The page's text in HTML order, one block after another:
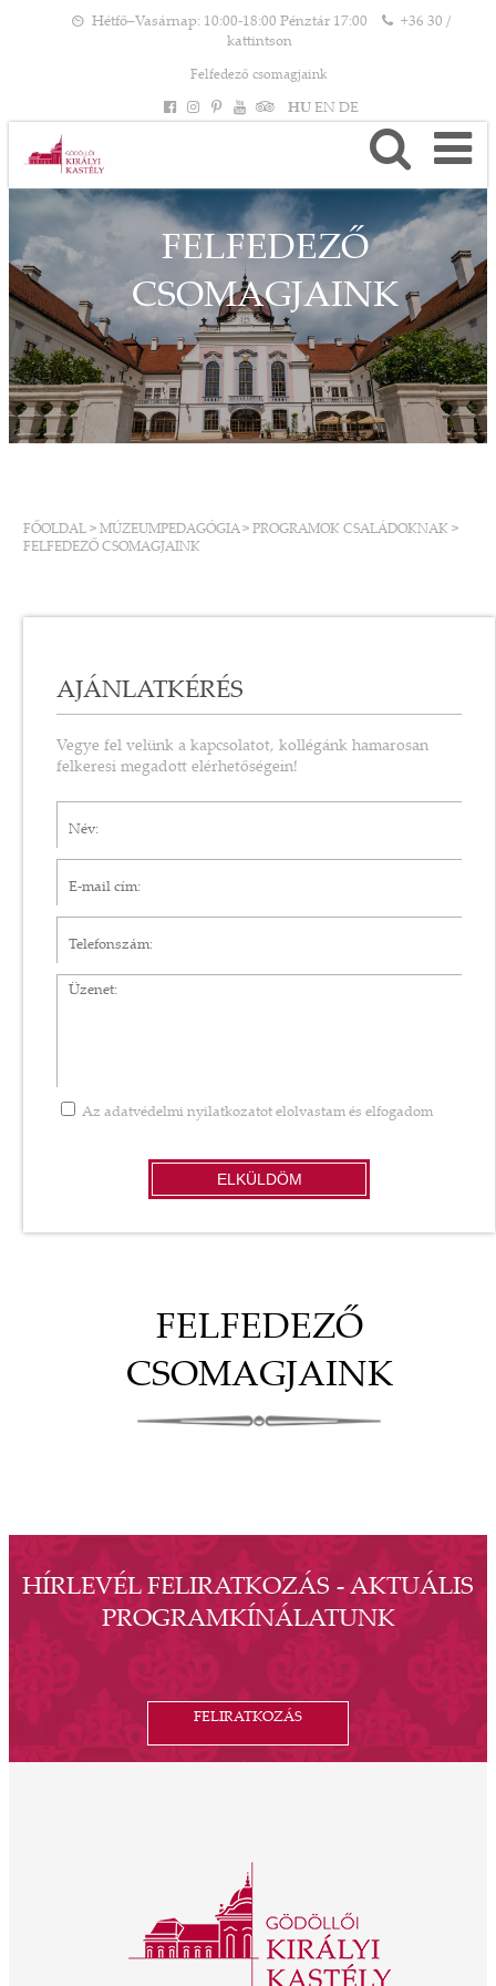
Hétfő–Vasárnap: 10:00-18:00 Pénztár 17:00
+36 30 /
kattintson
Felfedező csomagjaink
HU EN DE
FELFEDEZŐ
CSOMAGJAINK
FŐOLDAL > MÚZEUMPEDAGÓGIA> PROGRAMOK CSALÁDOKNAK >
FELFEDEZŐ CSOMAGJAINK
AJÁNLATKÉRÉS
Vegye fel velünk a kapcsolatot, kollégánk hamarosan
felkeresi megadott elérhetőségein!
Üzenet
Az adatvédelmi nyilatkozatot elolvastam és elfogadom
ELKÜLDÖM
FELFEDEZŐ
CSOMAGJAINK
HÍRLEVÉL FELIRATKOZÁS - AKTUÁLIS
PROGRAMKÍNÁLATUNK
FELIRATKOZÁS